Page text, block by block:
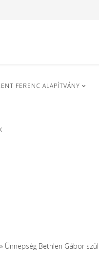
FERENC ALAPÍTVÁNY
» Ünnepség Bethlen Gábor